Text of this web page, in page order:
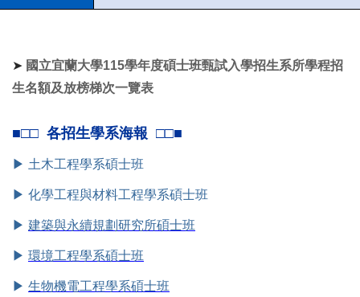
➤ 國立宜蘭大學115學年度碩士班甄試入學招生系所學程招
生名額及放榜梯次一覽表
■□□ 各招生學系海報 □□■
▶ 土木工程學系碩士班
▶ 化學工程與材料工程學系碩士班
▶ 建築與永續規劃研究所碩士班
▶ 環境工程學系碩士班
▶ 生物機電工程學系碩士班